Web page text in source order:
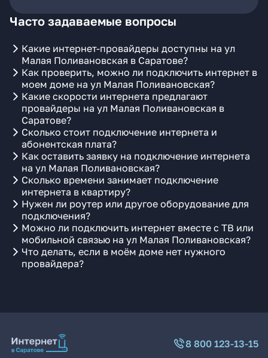
Часто задаваемые вопросы
Какие интернет-провайдеры доступны на ул
Малая Поливановская в Саратове?
Как проверить, можно ли подключить интернет в
моем доме на ул Малая Поливановская?
Какие скорости интернета предлагают
провайдеры на ул Малая Поливановская в
Саратове?
Сколько стоит подключение интернета и
абонентская плата?
Как оставить заявку на подключение интернета
на ул Малая Поливановская?
Сколько времени занимает подключение
интернета в квартиру?
Нужен ли роутер или другое оборудование для
подключения?
Можно ли подключить интернет вместе с ТВ или
мобильной связью на ул Малая Поливановская?
Что делать, если в моём доме нет нужного
провайдера?
8 800 123-13-15